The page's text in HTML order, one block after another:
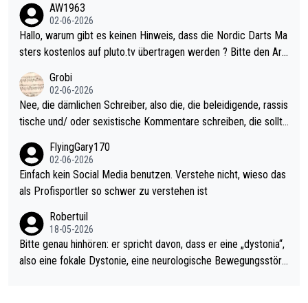
Allerdings ist Mitchell Lawrie als Nummer 1 der Welt eh qualifi
ziert. Somit ändert die automatische Qualifikation des Weltmei
sters erstmal nichts. Ich denke sie wollen damit für nächstes J
ohl wenig WDF Turniere spielen. Dies war bei Archie Self letzt
es Jahr der Fall. Er musste als amtierender Weltmeister durch
den Qualifier und ich glaube kaum, dass Mitchel sich das (in Ve
gas) antun würde, wenn er doch eigentlich die PDC-WM als Zi
el hat.
AW1963
02-06-2026
Hallo, warum gibt es keinen Hinweis, dass die Nordic Darts Ma
sters kostenlos auf pluto.tv übertragen werden ? Bitte den Arti
Grobi
02-06-2026
Nee, die dämlichen Schreiber, also die, die beleidigende, rassis
tische und/ oder sexistische Kommentare schreiben, die sollte
s Leben in den Griff kriegen. Nur eins wundert mich: Luke Little
r war doch neulich erst derjenige, der über Social Media GvV p
rovoziert hat. Und Littlers Mutter schießt öfters mal gegen Ric
FlyingGary170
02-06-2026
Einfach kein Social Media benutzen. Verstehe nicht, wieso das
als Profisportler so schwer zu verstehen ist
Robertuil
18-05-2026
Bitte genau hinhören: er spricht davon, dass er eine „dystonia“,
also eine fokale Dystonie, eine neurologische Bewegungsstöru